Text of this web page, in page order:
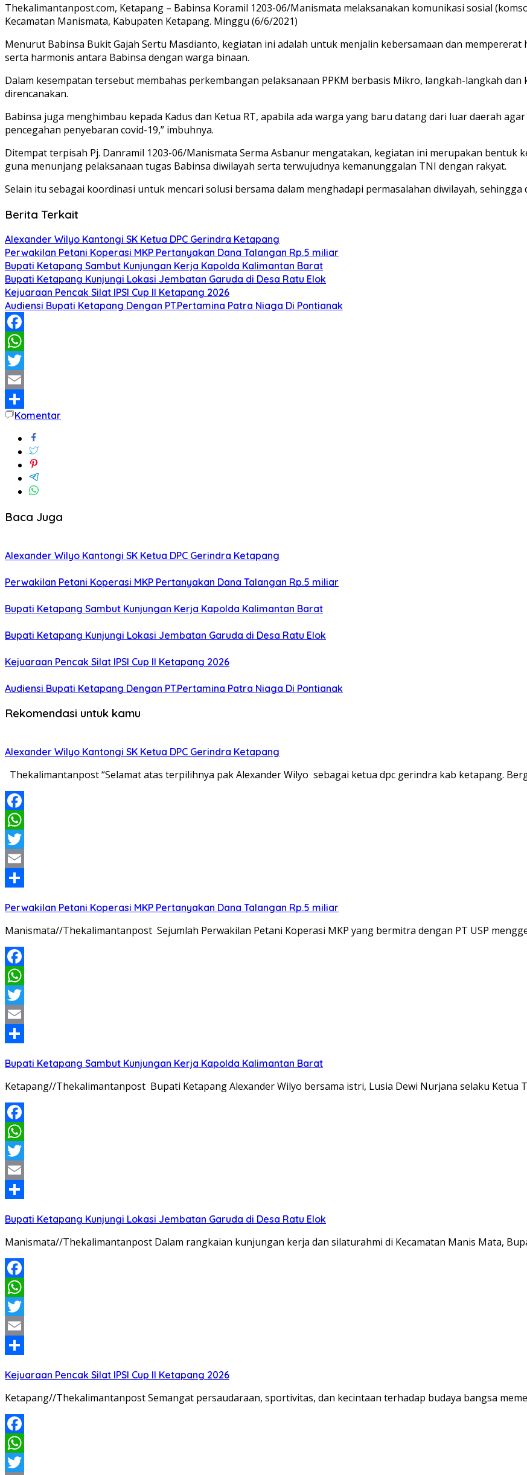
Thekalimantanpost.com, Ketapang – Babinsa Koramil 1203-06/Manismata melaksanakan komunikasi sosial
Kecamatan Manismata, Kabupaten Ketapang. Minggu (6/6/2021)
Menurut Babinsa Bukit Gajah Sertu Masdianto, kegiatan ini adalah untuk menjalin kebersamaan dan
serta harmonis antara Babinsa dengan warga binaan.
Dalam kesempatan tersebut membahas perkembangan pelaksanaan PPKM berbasis Mikro, langkah-langkah
direncanakan.
Babinsa juga menghimbau kepada Kadus dan Ketua RT, apabila ada warga yang baru datang dari luar daerah
pencegahan penyebaran covid-19,” imbuhnya.
Ditempat terpisah Pj. Danramil 1203-06/Manismata Serma Asbanur mengatakan, kegiatan ini merupakan bentuk
guna menunjang pelaksanaan tugas Babinsa diwilayah serta terwujudnya kemanunggalan TNI dengan rakyat.
Selain itu sebagai koordinasi untuk mencari solusi bersama dalam menghadapi permasalahan diwilayah,
Berita Terkait
Alexander Wilyo Kantongi SK Ketua DPC Gerindra Ketapang
Perwakilan Petani Koperasi MKP Pertanyakan Dana Talangan Rp.5 miliar
Bupati Ketapang Sambut Kunjungan Kerja Kapolda Kalimantan Barat
Bupati Ketapang Kunjungi Lokasi Jembatan Garuda di Desa Ratu Elok
Kejuaraan Pencak Silat IPSI Cup II Ketapang 2026
Audiensi Bupati Ketapang Dengan PT.Pertamina Patra Niaga Di Pontianak
Facebook
WhatsApp
Twitter
Email
Share
Komentar
Baca Juga
Alexander Wilyo Kantongi SK Ketua DPC Gerindra Ketapang
Perwakilan Petani Koperasi MKP Pertanyakan Dana Talangan Rp.5 miliar
Bupati Ketapang Sambut Kunjungan Kerja Kapolda Kalimantan Barat
Bupati Ketapang Kunjungi Lokasi Jembatan Garuda di Desa Ratu Elok
Kejuaraan Pencak Silat IPSI Cup II Ketapang 2026
Audiensi Bupati Ketapang Dengan PT.Pertamina Patra Niaga Di Pontianak
Rekomendasi untuk kamu
Alexander Wilyo Kantongi SK Ketua DPC Gerindra Ketapang
Thekalimantanpost “Selamat atas terpilihnya pak Alexander Wilyo sebagai ketua dpc gerindra kab ketapang.
Facebook
WhatsApp
Twitter
Email
Perwakilan Petani Koperasi MKP Pertanyakan Dana Talangan Rp.5 miliar
Manismata//Thekalimantanpost Sejumlah Perwakilan Petani Koperasi MKP yang bermitra dengan PT USP
Facebook
WhatsApp
Twitter
Email
Bupati Ketapang Sambut Kunjungan Kerja Kapolda Kalimantan Barat
Ketapang//Thekalimantanpost Bupati Ketapang Alexander Wilyo bersama istri, Lusia Dewi Nurjana selaku Ketua
Facebook
WhatsApp
Twitter
Email
Bupati Ketapang Kunjungi Lokasi Jembatan Garuda di Desa Ratu Elok
Manismata//Thekalimantanpost Dalam rangkaian kunjungan kerja dan silaturahmi di Kecamatan Manis Mata,
Facebook
WhatsApp
Twitter
Email
Kejuaraan Pencak Silat IPSI Cup II Ketapang 2026
Ketapang//Thekalimantanpost Semangat persaudaraan, sportivitas, dan kecintaan terhadap budaya bangsa
Facebook
WhatsApp